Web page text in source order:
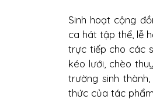
Sinh hoạt cộng
ca hát tập thể, lễ
trực tiếp cho các
kéo lưới, chèo
trường sinh
thức của tác